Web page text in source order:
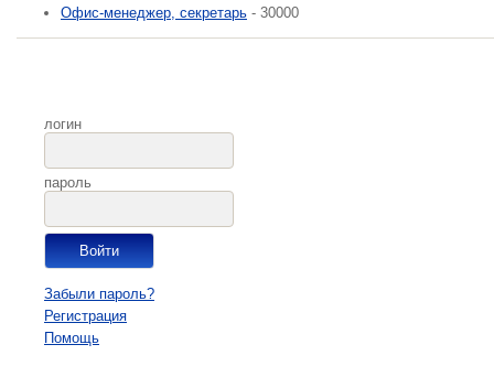
Офис-менеджер, секретарь - 30000
логин
пароль
Забыли пароль?
Регистрация
Помощь